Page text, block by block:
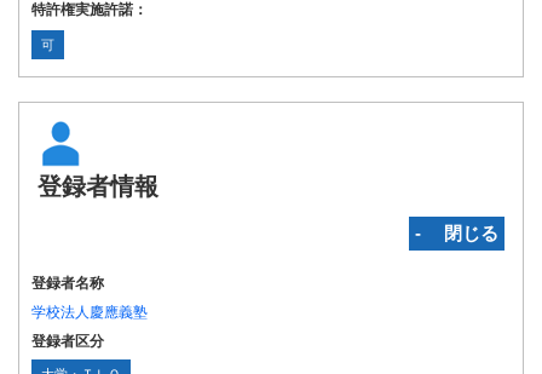
特許権実施許諾：
可
登録者情報
‐ 閉じる
登録者名称
学校法人慶應義塾
登録者区分